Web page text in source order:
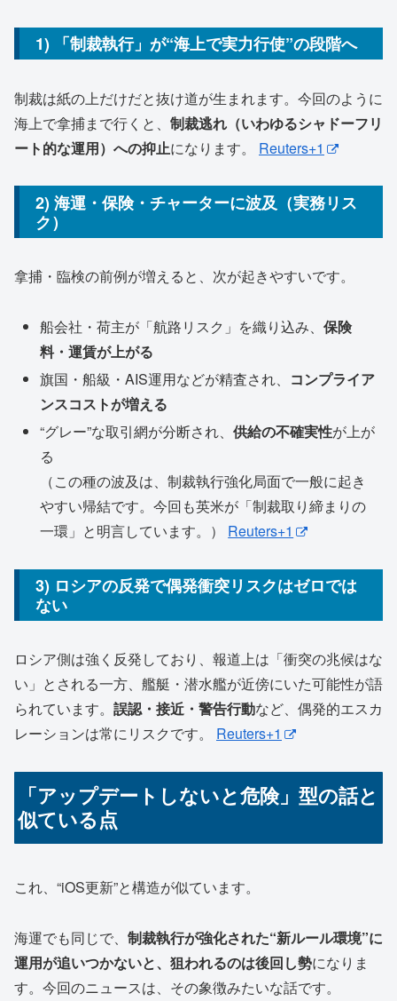
1) 「制裁執行」が“海上で実力行使”の段階へ
制裁は紙の上だけだと抜け道が生まれます。今回のように
海上で拿捕まで行くと、 制裁逃れ（いわゆるシャドーフリ
ート的な運用）への抑止になります。 Reuters+1
2) 海運・保険・チャーターに波及（実務リス
ク）
拿捕・臨検の前例が増えると、次が起きやすいです。
船会社・荷主が「航路リスク」を織り込み、保険
料・運賃が上がる
旗国・船級・AIS運用などが精査され、 コンプライア
ンスコストが増える
“グレー”な取引網が分断され、供給の不確実性が上が
る
（この種の波及は、制裁執行強化局面で一般に起き
やすい帰結です。今回も英米が「制裁取り締まりの
一環」と明言しています。） Reuters+1
3) ロシアの反発で偶発衝突リスクはゼロでは
ない
ロシア側は強く反発しており、報道上は「衝突の兆候はな
い」とされる一方、艦艇・潜水艦が近傍にいた可能性が語
られています。 誤認・接近・警告行動など、偶発的エスカ
レーションは常にリスクです。 Reuters+1
「アップデートしないと危険」型の話と
似ている点
これ、“iOS更新”と構造が似ています。
海運でも同じで、 制裁執行が強化された“新ルール環境”に
運用が追いつかないと、狙われるのは後回し勢になりま
す。今回のニュースは、その象徴みたいな話です。